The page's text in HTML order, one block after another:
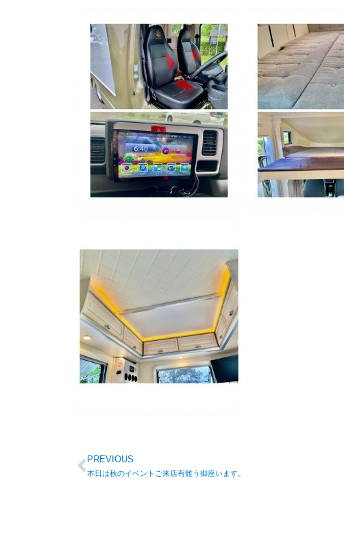
PREVIOUS
本日は秋のイベントご来店有難う御座います。